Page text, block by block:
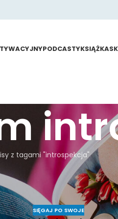
PODCASTYKSIĄŻKA
z tagami "introspekcja"
SIĘGAJ PO SWOJE